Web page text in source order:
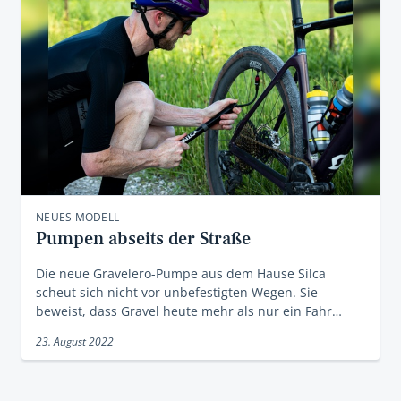
NEUES MODELL
Pumpen abseits der Straße
Die neue Gravelero-Pumpe aus dem Hause Silca
scheut sich nicht vor unbefestigten Wegen. Sie
beweist, dass Gravel heute mehr als nur ein Fahr…
23. August 2022